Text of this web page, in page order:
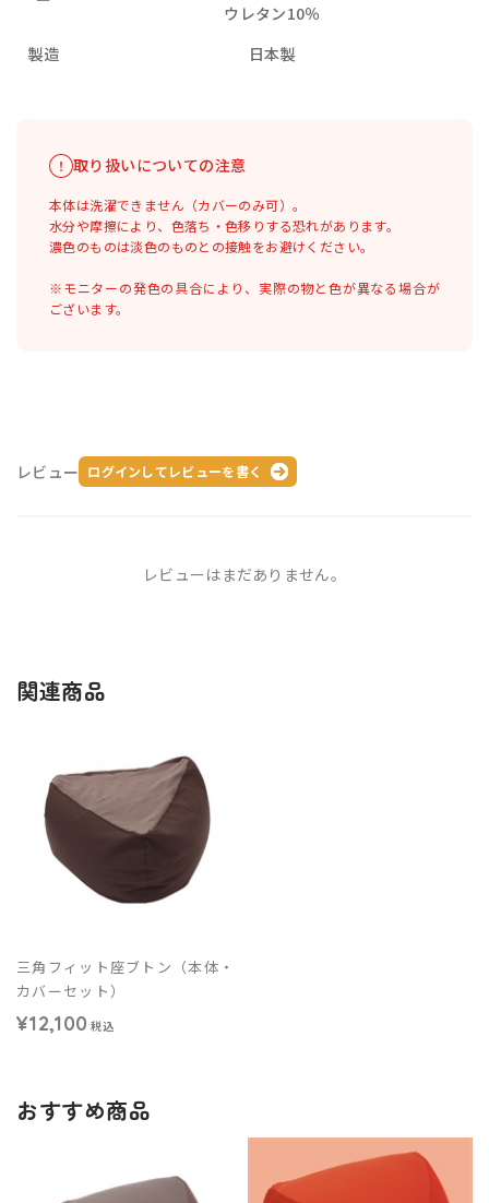
ウレタン10％
製造
日本製
取り扱いについての注意
本体は洗濯できません（カバーのみ可）。
水分や摩擦により、色落ち・色移りする恐れがあります。
濃色のものは淡色のものとの接触をお避けください。
※モニターの発色の具合により、実際の物と色が異なる場合が
ございます。
レビュー ログインしてレビューを書く
レビューはまだありません。
関連商品
三角フィット座ブトン（本体・
カバーセット）
¥12,100 税込
おすすめ商品